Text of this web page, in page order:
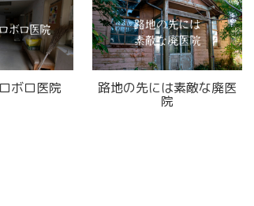
エント急 レトロ廃パチンコ店